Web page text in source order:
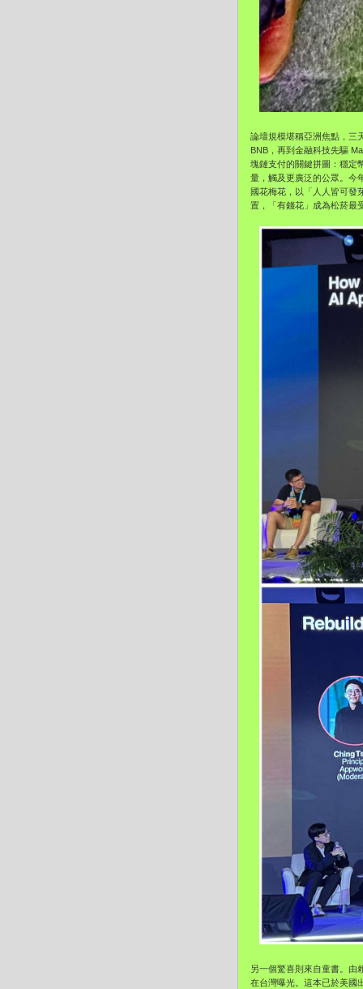
論壇規模堪稱亞洲焦點，三
BNB，再到金融科技先驅
塊鏈支付的關鍵拼圖：穩定
量，觸及更廣泛的公眾。今
國花梅花，以「人人皆可發
置，「有錢花」成為松菸最
另一個驚喜則來自童書。由
在台灣曝光。這本已於美國